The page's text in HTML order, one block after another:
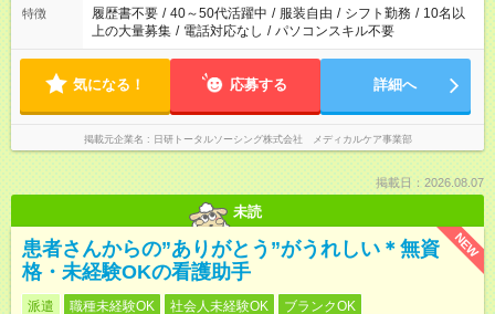
場合は応募できません。
特徴 履歴書不要 / 40～50代活躍中 / 服装自由 / シフト勤務 / 10名以
上の大量募集 / 電話対応なし / パソコンスキル不要
気になる！ 応募する 詳細へ
掲載元企業名 日研トータルソーシング株式会社 メディカルケア事業部
掲載日：2026.08.07
未読
NEW
患者さんからの”ありがとう”がうれしい＊無資
格・未経験OKの看護助手
派遣 職種未経験OK 社会人未経験OK ブランクOK